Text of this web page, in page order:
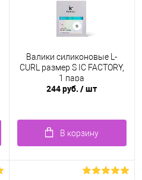
Валики силиконовые L-
CURL размер S IC FACTORY,
1 пара
244 руб./ шт
В корзину